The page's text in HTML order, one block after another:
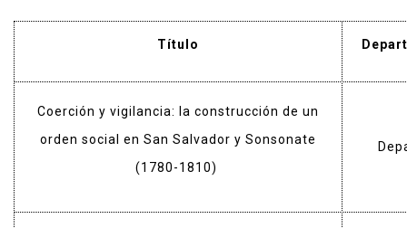
Título
Coerción y vigilancia: la construcción de un
orden social en San Salvador y Sonsonate
(1780-1810)